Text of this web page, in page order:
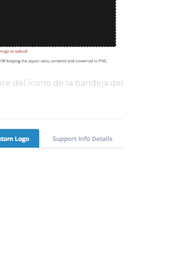
del ícono de la bandeja del